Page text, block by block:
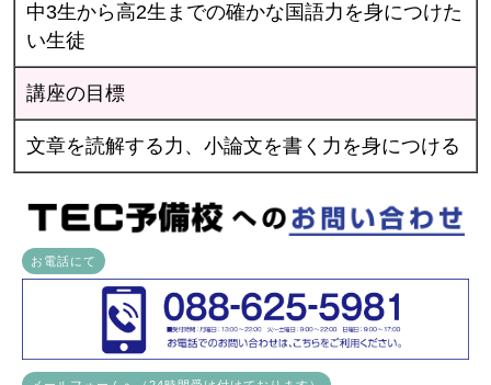
中3生から高2生までの確かな国語力を身につけた
い生徒
講座の目標
文章を読解する力、小論文を書く力を身につける
お電話にて